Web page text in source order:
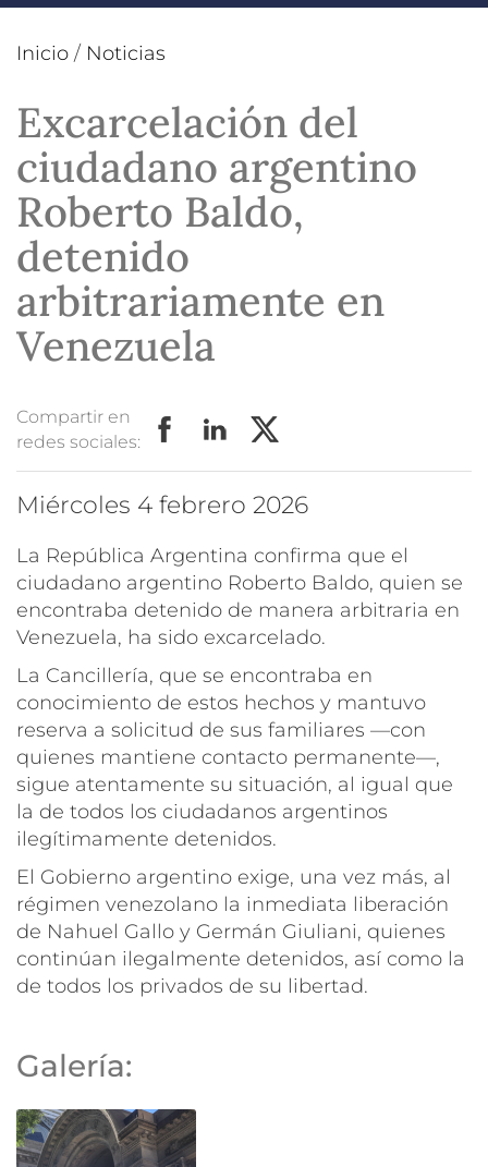
Inicio / Noticias
Excarcelación del
ciudadano argentino
Roberto Baldo,
detenido
arbitrariamente en
Venezuela
Compartir en
redes sociales:
miércoles 4 febrero 2026
La República Argentina confirma que el
ciudadano argentino Roberto Baldo, quien se
encontraba detenido de manera arbitraria en
Venezuela, ha sido excarcelado.
La Cancillería, que se encontraba en
conocimiento de estos hechos y mantuvo
reserva a solicitud de sus familiares —con
quienes mantiene contacto permanente—,
sigue atentamente su situación, al igual que
la de todos los ciudadanos argentinos
ilegítimamente detenidos.
El Gobierno argentino exige, una vez más, al
régimen venezolano la inmediata liberación
de Nahuel Gallo y Germán Giuliani, quienes
continúan ilegalmente detenidos, así como la
de todos los privados de su libertad.
Galería: